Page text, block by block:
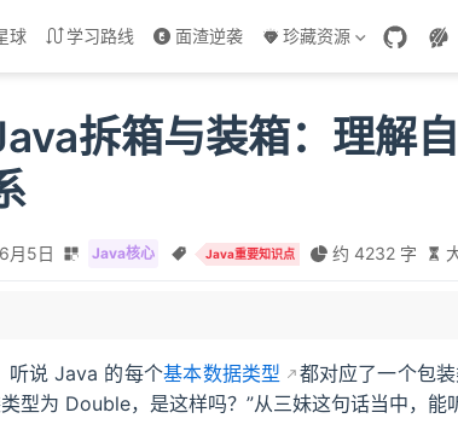
球 学习路线 面渣逆袭 珍藏资源
拆箱与装箱：理解
月5日 Java核心 Java重要知识点 约 4232 字
之间的区别
听说 Java 的每个基本数据类型
都对应了一个包
型为 Double，是这样吗？”从三妹这句话当中，能